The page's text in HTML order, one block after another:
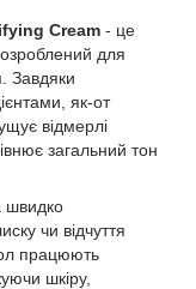
Cream - це
для
Завдяки
як-от
відмерлі
загальний тон
швидко
чи відчуття
працюють
шкіру,